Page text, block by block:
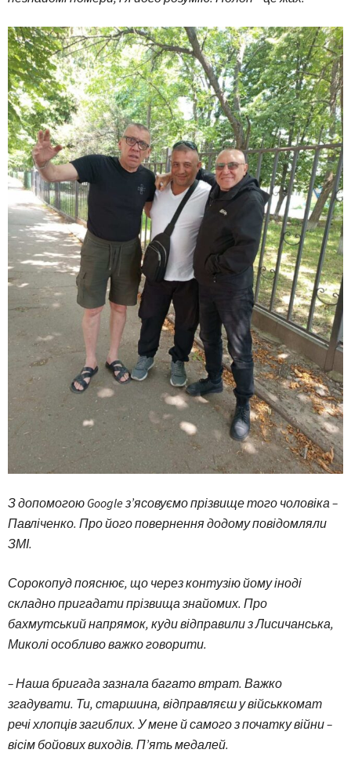
З допомогою Google з’ясовуємо прізвище того чоловіка –
Павліченко. Про його повернення додому повідомляли
ЗМІ.
Сорокопуд пояснює, що через контузію йому іноді
складно пригадати прізвища знайомих. Про
бахмутський напрямок, куди відправили з Лисичанська,
Миколі особливо важко говорити.
– Наша бригада зазнала багато втрат. Важко
згадувати. Ти, старшина, відправляєш у військкомат
речі хлопців загиблих. У мене й самого з початку війни –
вісім бойових виходів. П’ять медалей.